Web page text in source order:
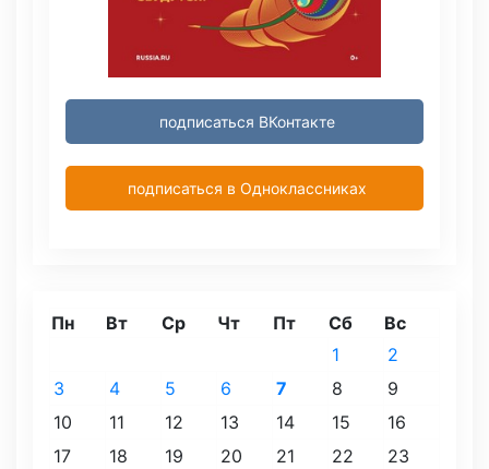
подписаться ВКонтакте
подписаться в Одноклассниках
Пн Вт Ср Чт Пт Сб Вс
1
2
3
4 5 6 7 8
9
10
11 12 13 14 15
16
17
18 19 20 21 22
23